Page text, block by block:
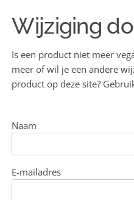
Wijziging
Is een product niet meer
meer of wil je een andere
product op deze site?
Naam
E-mailadres